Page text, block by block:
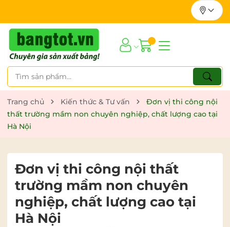
Trang chủ Kiến thức & Tư vấn
Đơn vị thi công nội
thất trường mầm non chuyên nghiệp, chất lượng cao tại
Hà Nội
Đơn vị thi công nội thất
trường mầm non chuyên
nghiệp, chất lượng cao tại
Hà Nội